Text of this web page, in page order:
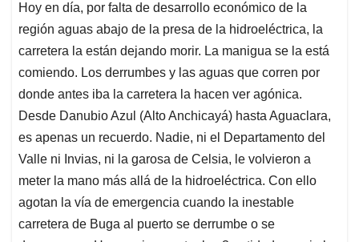
Hoy en día, por falta de desarrollo económico de la
región aguas abajo de la presa de la hidroeléctrica, la
carretera la están dejando morir. La manigua se la está
comiendo. Los derrumbes y las aguas que corren por
donde antes iba la carretera la hacen ver agónica.
Desde Danubio Azul (Alto Anchicayá) hasta Aguaclara,
es apenas un recuerdo. Nadie, ni el Departamento del
Valle ni Invias, ni la garosa de Celsia, le volvieron a
meter la mano más allá de la hidroeléctrica. Con ello
agotan la vía de emergencia cuando la inestable
carretera de Buga al puerto se derrumbe o se